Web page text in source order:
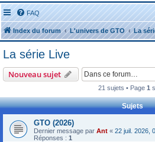
FAQ
Index du forum L'univers de GTO La
La série Live
Nouveau sujet
21 sujets • Page 1
Sujets
GTO (2026)
Dernier message par Ant « 22 juil. 2026,
Réponses : 1